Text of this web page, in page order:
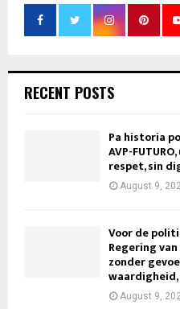
RECENT POSTS
Pa historia
AVP-
respet, sin
August 9,
Voor de
Regering van
zonder
waardigheid,
August 9,